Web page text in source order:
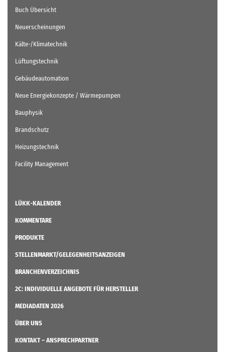
Buch Übersicht
Neuerscheinungen
Kälte-/Klimatechnik
Lüftungstechnik
Gebäudeautomation
Neue Energiekonzepte / Wärmepumpen
Bauphysik
Brandschutz
Heizungstechnik
Facility Management
LÜKK-KALENDER
KOMMENTARE
PRODUKTE
STELLENMARKT/GELEGENHEITSANZEIGEN
BRANCHENVERZEICHNIS
2C: INDIVIDUELLE ANGEBOTE FÜR HERSTELLER
MEDIADATEN 2026
ÜBER UNS
KONTAKT – ANSPRECHPARTNER